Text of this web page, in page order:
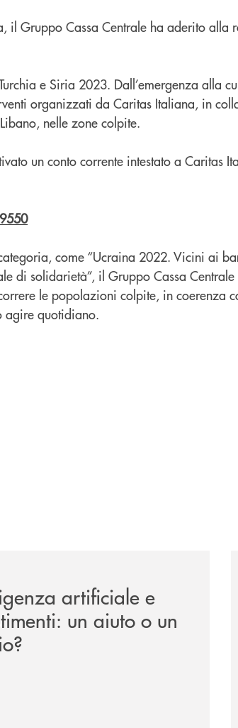
il Gruppo Cassa Centrale ha aderito alla
e Siria 2023. Dall’emergenza alla
organizzati da Caritas Italiana, in
nelle zone colpite.
un conto corrente intestato a Caritas
come “Ucraina 2022. Vicini ai
di solidarietà”, il Gruppo Cassa
le popolazioni colpite, in coerenza
agire quotidiano.
artificiale e
un aiuto o un